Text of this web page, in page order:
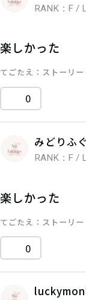
RANK：F /
楽しかった
てごたえ ストーリー
0
みどりふぐ
RANK：F /
楽しかった
てごたえ ストーリー
0